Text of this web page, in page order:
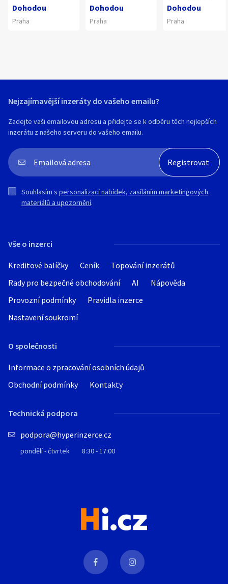
Dohodou
Praha
Dohodou
Praha
Dohodou
Praha
Vše o inzerci
Kreditové balíčky Ceník
Topování inzerátů
Rady pro bezpečné obchodování
AI
Nápověda
Provozní podmínky
Pravidla inzerce
Nastavení soukromí
O společnosti
Informace o zpracování osobních údajů
Obchodní podmínky
Kontakty
Technická podpora
podpora@hyperinzerce.cz
pondělí - čtvrtek 8:30 - 17:00
Nejzajímavější inzeráty do vašeho emailu?
Zadejte vaši emailovou adresu a přidejte se k odběru těch nejlepších
inzerátu z našeho serveru do vašeho emailu.
Souhlasím s personalizací nabídek, zasíláním marketingových
materiálů a upozornění.